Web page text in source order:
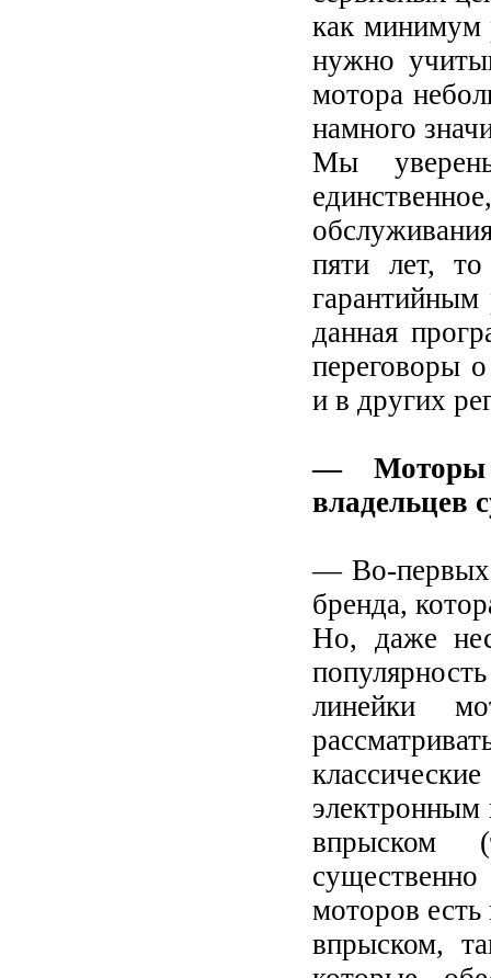
как минимум
нужно
мотора
намного
Мы
пяти лет,
данная
переговоры
и в других
— Моторы
владельцев
— Во-первых,
бренда,
Но, даже
линейки
впрыском
моторов
впрыском,